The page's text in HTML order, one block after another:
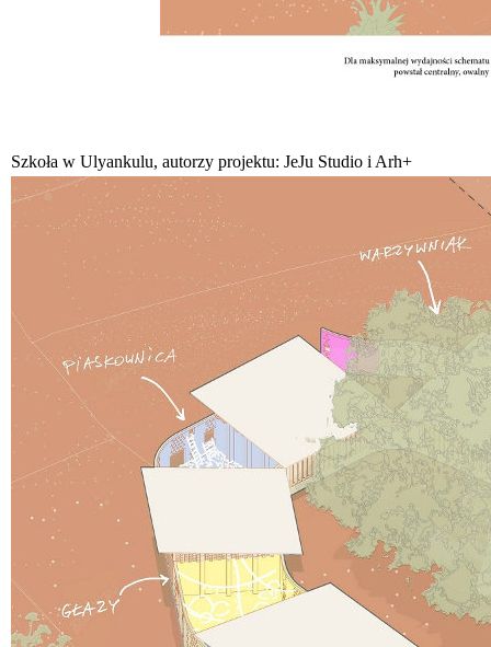
Szkoła w Ulyankulu, autorzy projektu: JeJu Studio i Arh+